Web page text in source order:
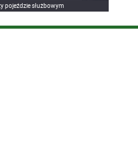
pojeździe służbowym